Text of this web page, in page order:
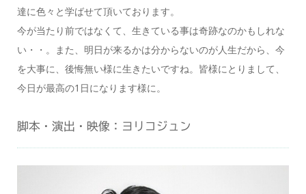
達に色々と学ばせて頂いております。
今が当たり前ではなくて、生きている事は奇跡なのかもしれな
い・・。また、明日が来るかは分からないのが人生だから、今
を大事に、後悔無い様に生きたいですね。皆様にとりまして、
今日が最高の1日になります様に。
脚本・演出・映像：ヨリコジュン